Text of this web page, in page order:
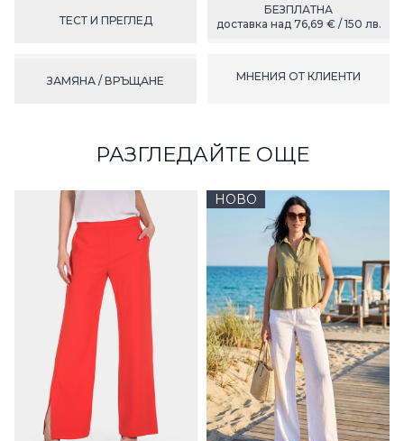
ТЕСТ И ПРЕГЛЕД
БЕЗПЛАТНА
доставка над 76,69 € / 150 лв.
ЗАМЯНА / ВРЪЩАНЕ МНЕНИЯ ОТ КЛИЕНТИ
РАЗГЛЕДАЙТЕ ОЩЕ
НОВО